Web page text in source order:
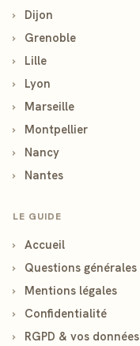
›
Dijon
›
Grenoble
›
Lille
›
Lyon
›
Marseille
›
Montpellier
›
Nancy
›
Nantes
LE GUIDE
›
Accueil
›
Questions générales
›
Mentions légales
›
Confidentialité
›
RGPD & vos données